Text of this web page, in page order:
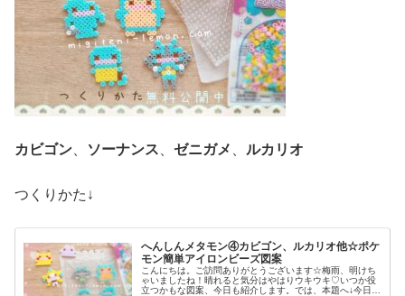
カビゴン ソーナンス ゼニガメ ルカリオ
つくりかた↓
へんしんメタモン④カビゴン、ルカリオ他☆ポケ
モン簡単アイロンビーズ図案
こんにちは。ご訪問ありがとうございます☆梅雨、明けち
ゃいましたね！晴れると気分はやはりウキウキ♡いつか役
立つかもな図案、今日も紹介します。では、本題へ↓今日の